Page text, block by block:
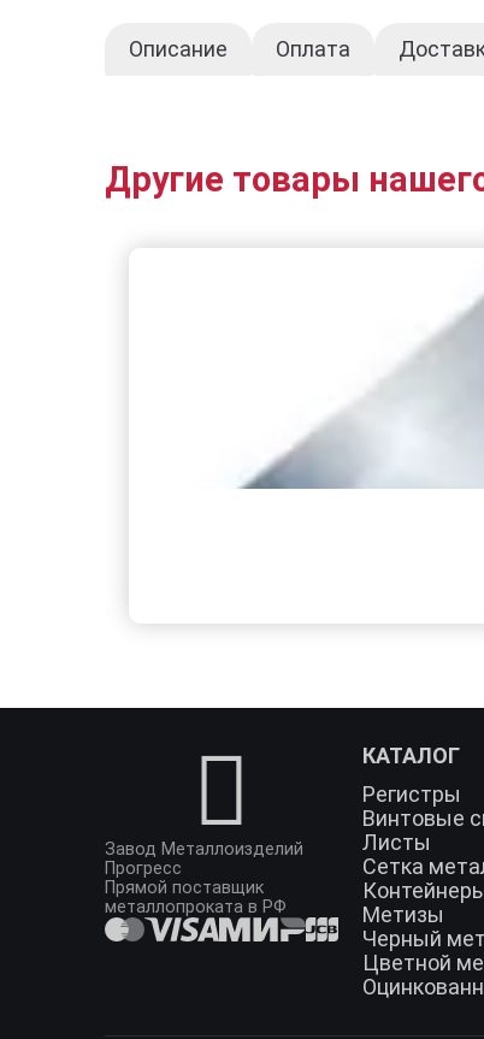
Описание Оплата
Другие товары
Завод Металлоизделий
Прогресс
Прямой поставщик
металлопроката в РФ
КАТАЛОГ
Регистры
Винтовые
Листы
Сетка
Метизы
Черный
Цветной